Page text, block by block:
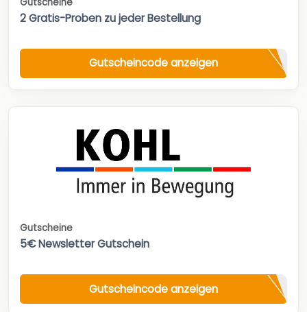
2 Gratis-Proben zu jeder Bestellung
Gutscheincode anzeigen
Gutscheine
5€ Newsletter Gutschein
Gutscheincode anzeigen